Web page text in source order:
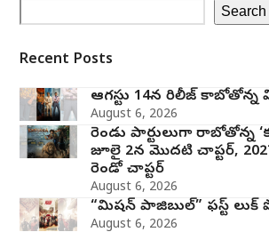
Search
Recent Posts
ఆగస్టు 14న రిలీజ్ కాబోతోన్న
August 6, 2026
రెండు పార్టులుగా రాబోతోన్న
జూలై 2న మొదటి చాప్టర్‌,
రెండో చాప్టర్
August 6, 2026
“మిషన్ పాజిబుల్” ఫస్ట్ లుక్
August 6, 2026